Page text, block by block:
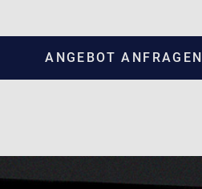
ANGEBOT ANFRAGEN